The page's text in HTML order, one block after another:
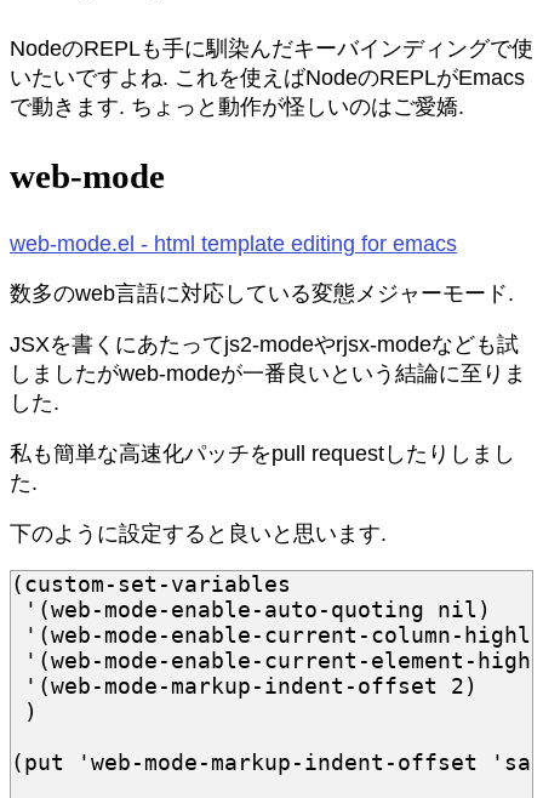
NodeのREPLも手に馴染んだキーバインディングで使
いたいですよね. これを使えばNodeのREPLがEmacs
で動きます. ちょっと動作が怪しいのはご愛嬌.
web-mode
web-mode.el - html template editing for emacs
数多のweb言語に対応している変態メジャーモード.
JSXを書くにあたってjs2-modeやrjsx-modeなども試
しましたがweb-modeが一番良いという結論に至りま
した.
私も簡単な高速化パッチをpull requestしたりしまし
た.
下のように設定すると良いと思います.
(custom-set-variables
' (web-mode-enable-auto-quoting nil )
' (web-mode-enable-current-column-
' (web-mode-enable-current-element-
' (web-mode-markup-indent-offset 2)
)
(put 'web-mode-markup-indent-offset